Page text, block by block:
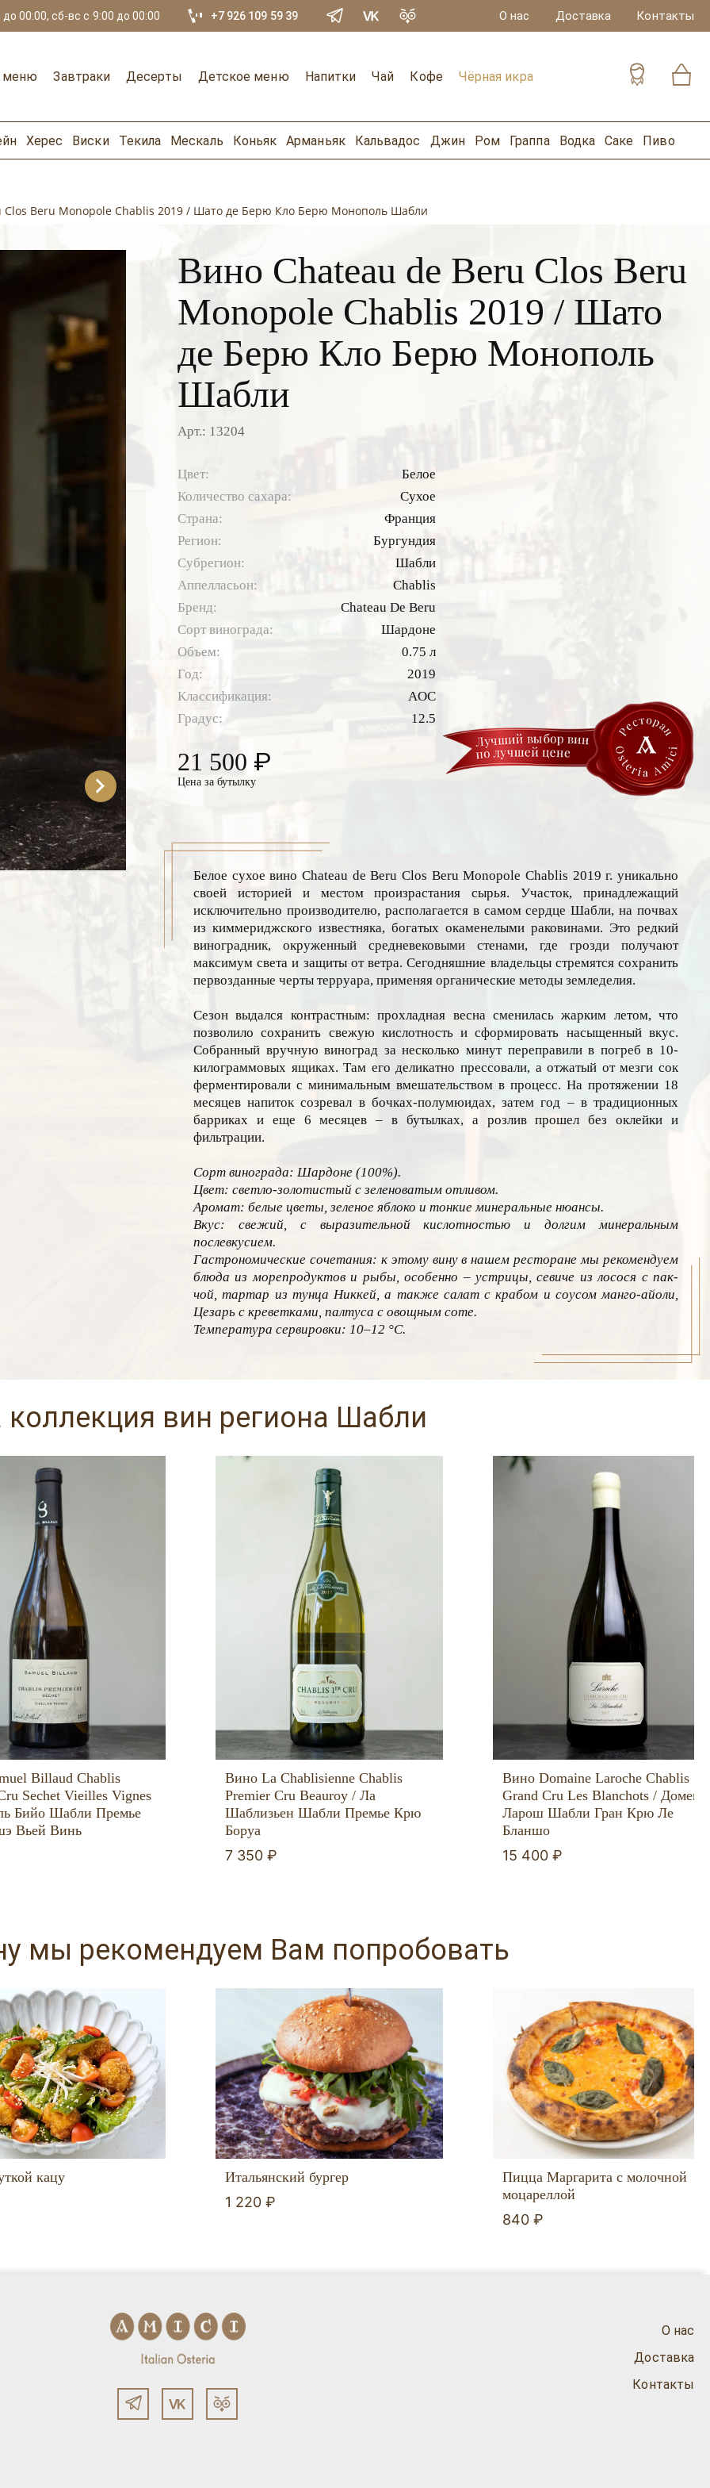
00:00, сб-вс с 9:00 до 00:00 +7 926 109 59 39 О нас Доставка Контакты
меню Завтраки Десерты Детское меню Напитки Чай Кофе Чёрная икра
Херес Виски Текила Мескаль Коньяк Арманьяк Кальвадос Джин Ром Граппа Водка Саке Пиво
Clos Beru Monopole Chablis 2019 / Шато де Берю Кло Берю Монополь Шабли
Вино Chateau de Beru Clos Beru
Monopole Chablis 2019 / Шато
де Берю Кло Берю Монополь
Шабли
Арт.: 13204
Цвет:
Белое
Количество сахара:
Сухое
Страна:
Франция
Регион:
Бургундия
Субрегион:
Шабли
Аппелласьон:
Chablis
Бренд:
Chateau De Beru
Сорт винограда:
Шардоне
Объем:
0.75 л
Год:
2019
Классификация:
AOC
Градус:
12.5
21 500 ₽
Цена за бутылку
Белое сухое вино Chateau de Beru Clos Beru Monopole Chablis 2019 г. уникально
своей историей и местом произрастания сырья. Участок, принадлежащий
исключительно производителю, располагается в самом сердце Шабли, на почвах
из киммериджского известняка, богатых окаменелыми раковинами. Это редкий
виноградник, окруженный средневековыми стенами, где грозди получают
максимум света и защиты от ветра. Сегодняшние владельцы стремятся сохранить
первозданные черты терруара, применяя органические методы земледелия.
Сезон выдался контрастным: прохладная весна сменилась жарким летом, что
позволило сохранить свежую кислотность и сформировать насыщенный вкус.
Собранный вручную виноград за несколько минут переправили в погреб в 10-
килограммовых ящиках. Там его деликатно прессовали, а отжатый от мезги сок
ферментировали с минимальным вмешательством в процесс. На протяжении 18
месяцев напиток созревал в бочках-полумюидах, затем год – в традиционных
барриках и еще 6 месяцев – в бутылках, а розлив прошел без оклейки и
фильтрации.
Сорт винограда: Шардоне (100%).
Цвет: светло-золотистый с зеленоватым отливом.
Аромат: белые цветы, зеленое яблоко и тонкие минеральные нюансы.
Вкус: свежий, с выразительной кислотностью и долгим минеральным
послевкусием.
Гастрономические сочетания: к этому вину в нашем ресторане мы рекомендуем
блюда из морепродуктов и рыбы, особенно – устрицы, севиче из лосося с пак-
чой, тартар из тунца Никкей, а также салат с крабом и соусом манго-айоли,
Цезарь с креветками, палтуса с овощным соте.
Температура сервировки: 10–12 °C.
вин региона Шабли
Billaud Chablis
Sechet Vieilles Vignes
Бийо Шабли Премье
Вьей Винь
Вино La Chablisienne Chablis
Premier Cru Beauroy / Ла
Шаблизьен Шабли Премье Крю
Боруа
7 350 ₽
Вино Domaine Laroche Chablis
Grand Cru Les Blanchots / Домен
Ларош Шабли Гран Крю Ле
Бланшо
15 400 ₽
мы рекомендуем Вам попробовать
кацу Итальянский бургер
1 220 ₽
Пицца Маргарита с молочной
моцареллой
840 ₽
О нас
Доставка
Контакты